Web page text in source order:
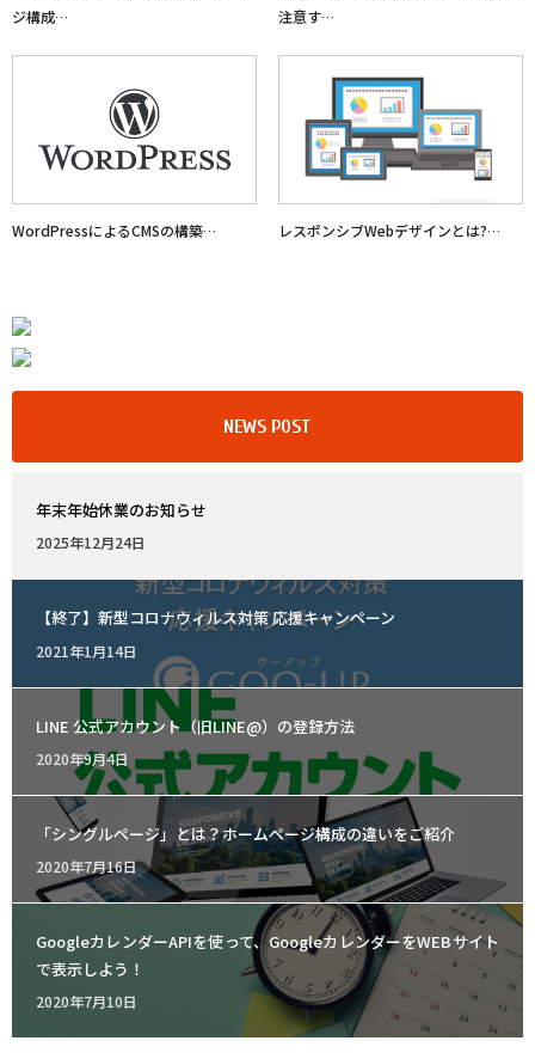
ジ構成…
注意す…
WordPressによるCMSの構築… レスポンシブWebデザインとは?…
NEWS POST
年末年始休業のお知らせ
Posted
2025年12月24日
【終了】新型コロナウィルス対策 応援キャンペーン
Posted
2021年1月14日
LINE 公式アカウント（旧LINE@）の登録方法
Posted
2020年9月4日
「シングルページ」とは？ホームページ構成の違いをご紹介
Posted
2020年7月16日
GoogleカレンダーAPIを使って、GoogleカレンダーをWEBサイト
で表示しよう！
Posted
2020年7月10日